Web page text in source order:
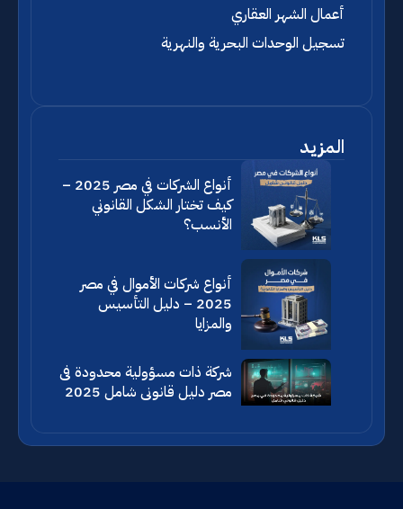
أعمال الشهر العقاري
تسجيل الوحدات البحرية والنهرية
المزيد
أنواع الشركات في مصر 2025 –
كيف تختار الشكل القانوني
الأنسب؟
أنواع شركات الأموال في مصر
2025 – دليل التأسيس
والمزايا
شركة ذات مسؤولية محدودة فى
مصر دليل قانونى شامل 2025